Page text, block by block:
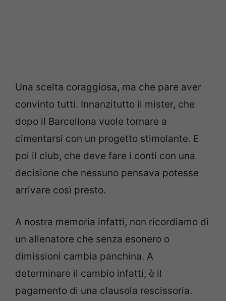
Una scelta coraggiosa, ma che pare aver
convinto tutti. Innanzitutto il mister, che
dopo il Barcellona vuole tornare a
cimentarsi con un progetto stimolante. E
poi il club, che deve fare i conti con una
decisione che nessuno pensava potesse
arrivare così presto.
A nostra memoria infatti, non ricordiamo di
un allenatore che senza esonero o
dimissioni cambia panchina. A
determinare il cambio infatti, è il
pagamento di una clausola rescissoria.